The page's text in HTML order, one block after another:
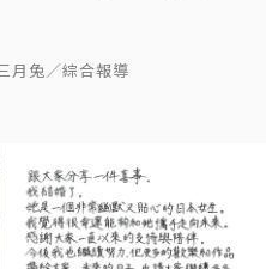
月兔／綜合報導